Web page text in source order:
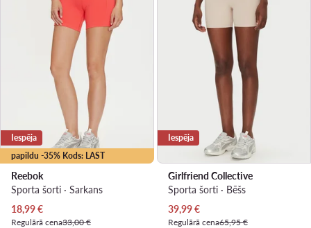
papildu -35% Kods: LAST
Iespēja
Reebok
Sporta šorti · Sarkans
Pašreizējā cena
18,99€
Regulārā cena33,00 €
Iespēja
Girlfriend Collective
Sporta šorti · Bēšs
Pašreizējā cena
39,99€
Regulārā cena65,95 €